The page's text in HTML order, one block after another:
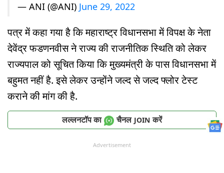
— ANI (@ANI) June 29, 2022
पत्र में कहा गया है कि महाराष्ट्र विधानसभा में विपक्ष के नेता
देवेंद्र फडणनवीस ने राज्य की राजनीतिक स्थिति को लेकर
राज्यपाल को सूचित किया कि मुख्यमंत्री के पास विधानसभा में
बहुमत नहीं है. इसे लेकर उन्होंने जल्द से जल्द फ्लोर टेस्ट
कराने की मांग की है.
लल्लनटॉप का चैनल JOIN करें
Advertisement